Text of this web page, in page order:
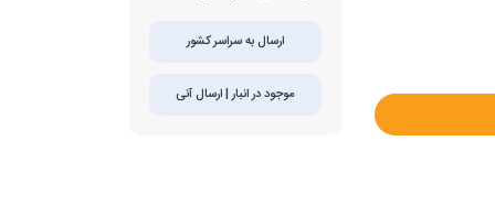
ارسال به سراسر کشور
موجود در انبار | ارسال آنی